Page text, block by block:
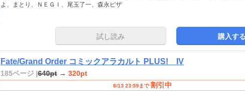
よ、まとり、ＮＥＧＩ、尾玉了一、森永ピザ
試し読み 購入する
Fate/Grand Order コミックアラカルト PLUS! IV
185ページ |640pt → 320pt
8/13 23:59まで 割引中